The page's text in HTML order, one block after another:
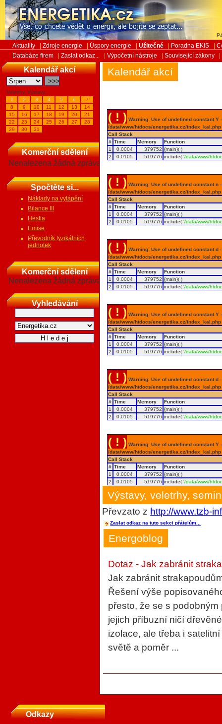
Aktuality Zdroje energie Úspory energie Užitečné Poradna EKIS
Databáze firem
Zaslat odkaz... Výpočetní nástroje Související zákony
Kalendář akcí
Veletrhy, Výstavy...
1
2 3 4 5 6
7
8
9 10 11 12 13
14
15
16 17 18 19 20
21
22
23 24 25 26 27
28
29
30 31
Komerční sdělení
Nenalezena žádná zpráva
Spočtěte si...
Náklady na vytápění
Bilance III
Hestia
Emise
Převodník fyzikálních
jednotek
Komerční sdělení
Nenalezena žádná zpráva
Vyhledávání
Kalendář akcí
( ! ) Warning: Use of undefined constant
/data/www/htdocs/energetika.cz/
Call Stack
# Time Memory
Function
1
0.0004 379752 {main}( )
2
0.0105 519776 include('/data/www/
( ! ) Warning: Use of undefined constant
/data/www/htdocs/energetika.cz/
Call Stack
# Time Memory
Function
1
0.0004 379752 {main}( )
2
0.0105 519776 include('/data/www/
( ! ) Warning: Use of undefined constant
/data/www/htdocs/energetika.cz/
Call Stack
# Time Memory
Function
1
0.0004 379752 {main}( )
2
0.0105 519776 include('/data/www/
( ! ) Warning: Use of undefined constant
/data/www/htdocs/energetika.cz/
Call Stack
# Time Memory
Function
1
0.0004 379752 {main}( )
2
0.0105 519776 include('/data/www/
( ! ) Warning: Use of undefined constant
/data/www/htdocs/energetika.cz/
Call Stack
# Time Memory
Function
1
0.0004 379752 {main}( )
2
0.0105 519776 include('/data/www/
( ! ) Warning: Use of undefined constant
/data/www/htdocs/energetika.cz/
Call Stack
# Time Memory
Function
1
0.0004 379752 {main}( )
2
0.0105 519776 include('/data/www/
Výstavy, veletrhy,
Převzato z http://www.tzb-
Zaslat odkaz na tuto sekci přátelům...
Energoblog
Dotaz - Jak zabránit
Jak zabránit
Řešení výše
přesto, že se s
jejich příbuzní ničí
izolace, ale třeba i
světě a poměr ...
Odkazy